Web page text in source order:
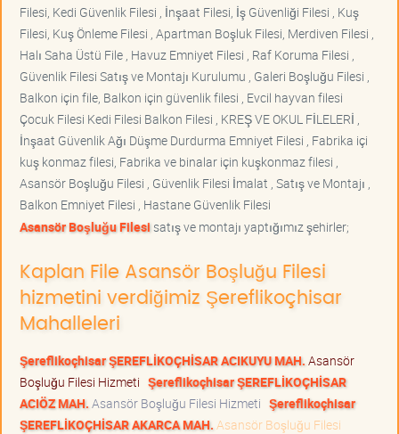
Filesi, Kedi Güvenlik Filesi , İnşaat Filesi, İş Güvenliği Filesi , Kuş
Filesi, Kuş Önleme Filesi , Apartman Boşluk Filesi, Merdiven Filesi ,
Halı Saha Üstü File , Havuz Emniyet Filesi , Raf Koruma Filesi ,
Güvenlik Filesi Satış ve Montajı Kurulumu , Galeri Boşluğu Filesi ,
Balkon için file, Balkon için güvenlik filesi , Evcil hayvan filesi
Çocuk Filesi Kedi Filesi Balkon Filesi , KREŞ VE OKUL FİLELERİ ,
İnşaat Güvenlik Ağı Düşme Durdurma Emniyet Filesi , Fabrika içi
kuş konmaz filesi, Fabrika ve binalar için kuşkonmaz filesi ,
Asansör Boşluğu Filesi , Güvenlik Filesi İmalat , Satış ve Montajı ,
Balkon Emniyet Filesi , Hastane Güvenlik Filesi
Asansör Boşluğu Filesisatış ve montajı yaptığımız şehirler;
Kaplan File Asansör Boşluğu Filesi
hizmetini verdiğimiz Şereflikoçhisar
Mahalleleri
Şereflikoçhisar ŞEREFLİKOÇHİSAR ACIKUYU MAH. Asansör
Boşluğu Filesi Hizmeti Şereflikoçhisar ŞEREFLİKOÇHİSAR
ACIÖZ MAH. Asansör Boşluğu Filesi Hizmeti Şereflikoçhisar
ŞEREFLİKOÇHİSAR AKARCA MAH. Asansör Boşluğu Filesi